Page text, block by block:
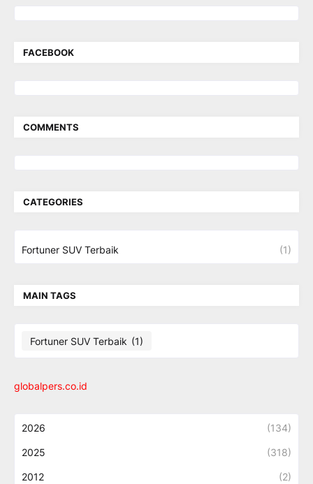
FACEBOOK
COMMENTS
CATEGORIES
Fortuner SUV Terbaik (1)
MAIN TAGS
Fortuner SUV Terbaik (1)
globalpers.co.id
2026 (134)
2025 (318)
2012 (2)